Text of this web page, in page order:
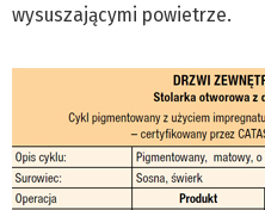
wysuszającymi powietrze.